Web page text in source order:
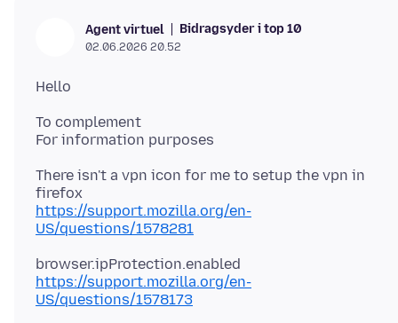
Agent virtuel Bidragsyder i top 10
02.06.2026 20.52
To complement
There isn't a vpn icon for me to setup the vpn in
https://support.mozilla.org/en-
US/questions/1578281
https://support.mozilla.org/en-
US/questions/1578173